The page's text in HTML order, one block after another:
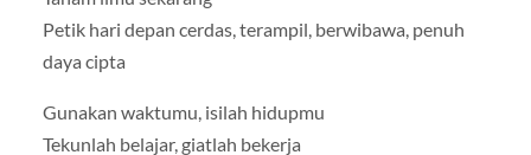
Petik hari depan cerdas, terampil, berwibawa, penuh
daya cipta
Gunakan waktumu, isilah hidupmu
Tekunlah belajar, giatlah bekerja